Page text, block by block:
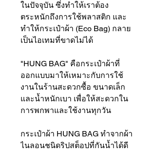
ในปัจจุบัน ซึ่งทำให้เราต้อง
ตระหนักถึงการใช้พลาสติก และ
ทำให้กระเป๋าผ้า (Eco Bag) กลาย
เป็นไอเทมที่ขาดไม่ได้
"HUNG BAG" คือกระเป๋าผ้าที่
ออกแบบมาให้เหมาะกับการใช้
งานในร้านสะดวกซื้อ ขนาดเล็ก
และน้ำหนักเบา เพื่อให้สะดวกใน
การพกพาและใช้งานทุกวัน
กระเป๋าผ้า HUNG BAG ทำจากผ้า
ไนลอนชนิดริปสต็อปที่กันน้ำได้ดี